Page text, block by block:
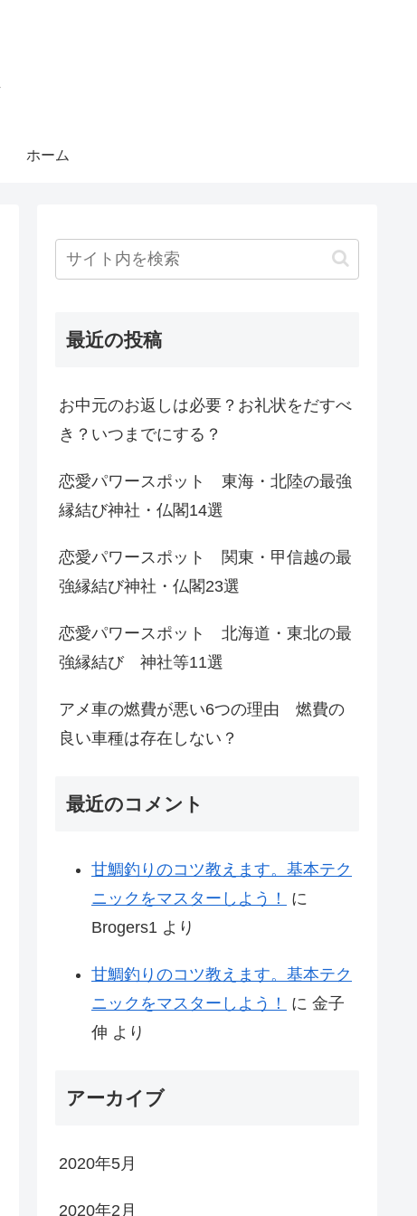
ホーム
最近の投稿
お中元のお返しは必要？お礼状をだすべ
き？いつまでにする？
恋愛パワースポット 東海・北陸の最強
縁結び神社・仏閣14選
恋愛パワースポット 関東・甲信越の最
強縁結び神社・仏閣23選
恋愛パワースポット 北海道・東北の最
強縁結び 神社等11選
アメ車の燃費が悪い6つの理由 燃費の
良い車種は存在しない？
最近のコメント
甘鯛釣りのコツ教えます。基本テク
ニックをマスターしよう！
に
Brogers1 より
甘鯛釣りのコツ教えます。基本テク
ニックをマスターしよう！
に 金子
伸 より
アーカイブ
2020年5月
2020年2月